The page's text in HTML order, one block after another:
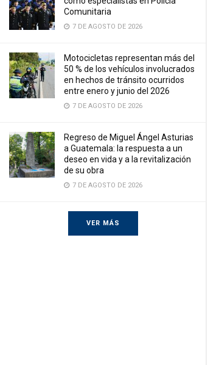
Comunitaria
7 DE AGOSTO DE 2026
Motocicletas representan más del
50 % de los vehículos involucrados
en hechos de tránsito ocurridos
entre enero y junio del 2026
7 DE AGOSTO DE 2026
Regreso de Miguel Ángel Asturias
a Guatemala: la respuesta a un
deseo en vida y a la revitalización
de su obra
7 DE AGOSTO DE 2026
VER MÁS